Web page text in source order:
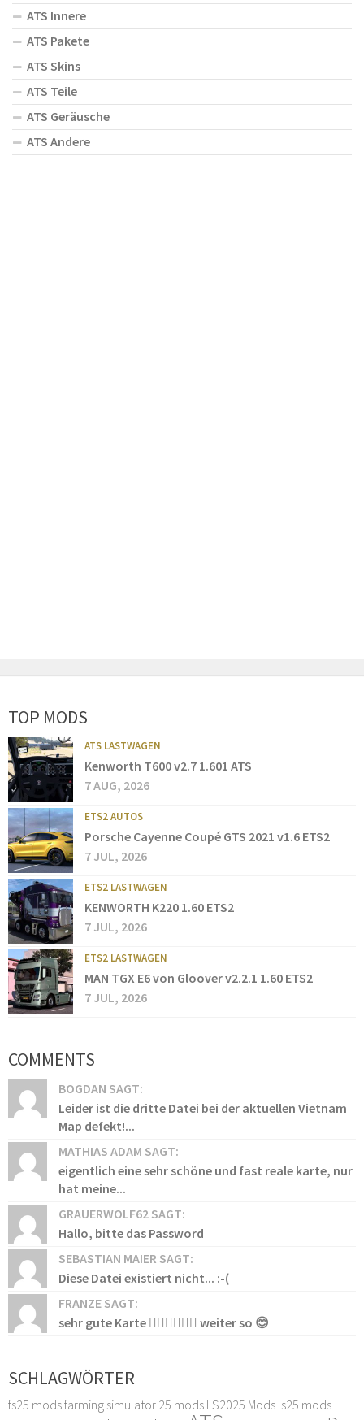
ATS Innere
ATS Pakete
ATS Skins
ATS Teile
ATS Geräusche
ATS Andere
TOP MODS
ATS LASTWAGEN
Kenworth T600 v2.7 1.601 ATS
7 AUG, 2026
ETS2 AUTOS
Porsche Cayenne Coupé GTS 2021 v1.6 ETS2
7 JUL, 2026
ETS2 LASTWAGEN
KENWORTH K220 1.60 ETS2
7 JUL, 2026
ETS2 LASTWAGEN
MAN TGX E6 von Gloover v2.2.1 1.60 ETS2
7 JUL, 2026
COMMENTS
BOGDAN SAGT:
Leider ist die dritte Datei bei der aktuellen Vietnam
Map defekt!...
MATHIAS ADAM SAGT:
eigentlich eine sehr schöne und fast reale karte, nur
hat meine...
GRAUERWOLF62 SAGT:
Hallo, bitte das Password
SEBASTIAN MAIER SAGT:
Diese Datei existiert nicht... :-(
FRANZE SAGT:
sehr gute Karte 👍🏻👍🏻👍🏻 weiter so 😊
SCHLAGWÖRTER
fs25 modsfarming simulator 25 mods LS2025 Mods ls25 mods